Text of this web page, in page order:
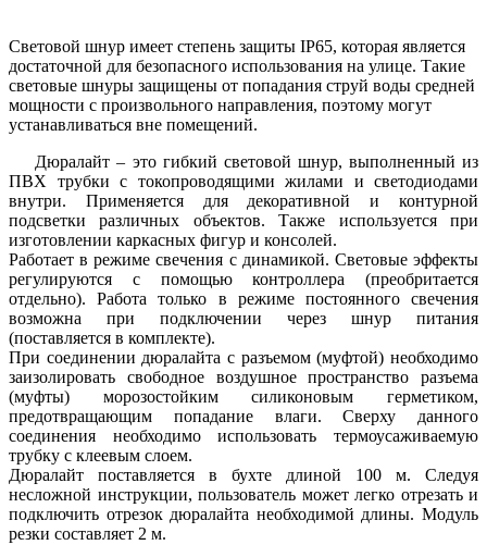
Световой шнур имеет степень защиты IP65, которая является
достаточной для безопасного использования на улице. Такие
световые шнуры защищены от попадания струй воды средней
мощности с произвольного направления, поэтому могут
устанавливаться вне помещений.
Дюралайт – это гибкий световой шнур, выполненный из
ПВХ трубки с токопроводящими жилами и светодиодами
внутри. Применяется для декоративной и контурной
подсветки различных объектов. Также используется при
изготовлении каркасных фигур и консолей.
Работает в режиме свечения c динамикой. Световые эффекты
регулируются с помощью контроллера (преобритается
отдельно). Работа только в режиме постоянного свечения
возможна при подключении через шнур питания
(поставляется в комплекте).
При соединении дюралайта с разъемом (муфтой) необходимо
заизолировать свободное воздушное пространство разъема
(муфты) морозостойким силиконовым герметиком,
предотвращающим попадание влаги. Сверху данного
соединения необходимо использовать термоусаживаемую
трубку с клеевым слоем.
Дюралайт поставляется в бухте длиной 100 м. Следуя
несложной инструкции, пользователь может легко отрезать и
подключить отрезок дюралайта необходимой длины. Модуль
резки составляет 2 м.